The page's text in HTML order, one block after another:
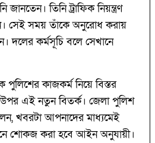
জানতেন। তিনি ট্রাফিক নিয়ন্ত্রণ
সেই সময় তাঁকে অনুরোধ করায়
দলের কর্মসূচি বলে সেখানে
পুলিশের কাজকর্ম নিয়ে বিস্তর
উপর এই নতুন বিতর্ক। জেলা পুলিশ
খবরটা আপনাদের মাধ্যমেই
শোকজ করা হবে আইন অনুযায়ী।